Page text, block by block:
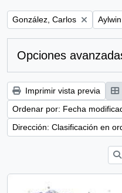
Remove filter:
González, Carlos
Opciones
Imprimir vista previa
Ordenar por: Fecha
Dirección: Clasificación en